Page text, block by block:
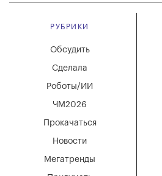
РУБРИКИ
Мегатренды
Новости
Обсудить
Сделала
Роботы/ИИ
ЧМ2026
Прокачаться